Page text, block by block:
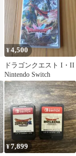
¥4,500
ドラゴンクエスト I・II
Nintendo Switch
¥7,899